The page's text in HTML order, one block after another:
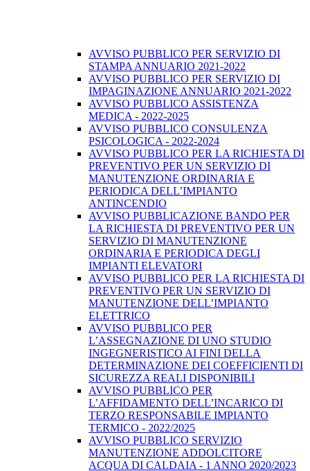
AVVISO PUBBLICO PER SERVIZIO DI
STAMPA ANNUARIO 2021-2022
AVVISO PUBBLICO PER SERVIZIO DI
IMPAGINAZIONE ANNUARIO 2021-2022
AVVISO PUBBLICO ASSISTENZA
MEDICA - 2022-2025
AVVISO PUBBLICO CONSULENZA
PSICOLOGICA - 2022-2024
AVVISO PUBBLICO PER LA RICHIESTA DI
PREVENTIVO PER UN SERVIZIO DI
MANUTENZIONE ORDINARIA E
PERIODICA DELL’IMPIANTO
ANTINCENDIO
AVVISO PUBBLICAZIONE BANDO PER
LA RICHIESTA DI PREVENTIVO PER UN
SERVIZIO DI MANUTENZIONE
ORDINARIA E PERIODICA DEGLI
IMPIANTI ELEVATORI
AVVISO PUBBLICO PER LA RICHIESTA DI
PREVENTIVO PER UN SERVIZIO DI
MANUTENZIONE DELL’IMPIANTO
ELETTRICO
AVVISO PUBBLICO PER
L’ASSEGNAZIONE DI UNO STUDIO
INGEGNERISTICO AI FINI DELLA
DETERMINAZIONE DEI COEFFICIENTI DI
SICUREZZA REALI DISPONIBILI
AVVISO PUBBLICO PER
L’AFFIDAMENTO DELL’INCARICO DI
TERZO RESPONSABILE IMPIANTO
TERMICO - 2022/2025
AVVISO PUBBLICO SERVIZIO
MANUTENZIONE ADDOLCITORE
ACQUA DI CALDAIA - 1 ANNO 2020/2023